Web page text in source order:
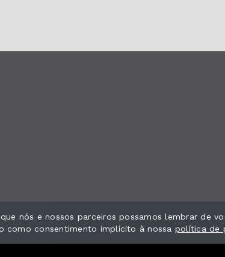
nós e nossos parceiros possamos lembrar de
como consentimento implícito à nossa política de